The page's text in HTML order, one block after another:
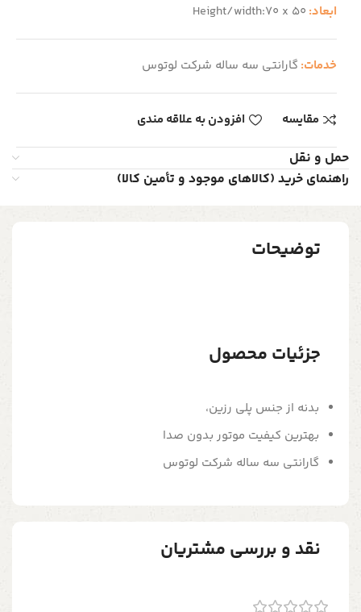
ابعاد: Height/width:70 x 50
خدمات: گارانتی سه ساله شرکت لوتوس
مقایسه افزودن به علاقه مندی
حمل و نقل
راهنمای خرید (کالاهای موجود و تأمین کالا)
توضیحات
جزئیات محصول
بدنه از جنس پلی رزین،
بهترین کیفیت موتور بدون صدا
گارانتی سه ساله شرکت لوتوس
نقد و بررسی مشتریان